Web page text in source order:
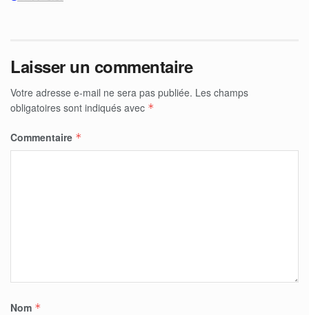
Laisser un commentaire
Votre adresse e-mail ne sera pas publiée. Les champs
obligatoires sont indiqués avec *
Commentaire *
Nom *